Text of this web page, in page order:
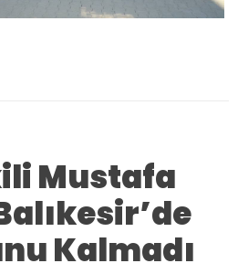
Mustafa
Kalmadı